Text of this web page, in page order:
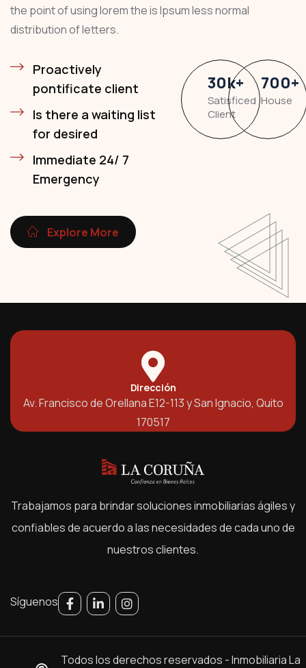
the point of using lorem the is Ipsum less normal
distribution of letters.
Proactively
pontificate client
Is there a waiting list
for desired
Immediate 24/ 7
Emergency
30k+
Satisficed
Client
700+
House
Explore More
Dirección
Av. Francisco de Orellana E12-113 y San Ignacio, Quito
170517
Trabajamos para brindar soluciones inmobiliarias ágiles y
confiables de acuerdo a las necesidades de cada uno de
nuestros clientes.
Síguenos
Todos los derechos reservados - Inmobiliaria La